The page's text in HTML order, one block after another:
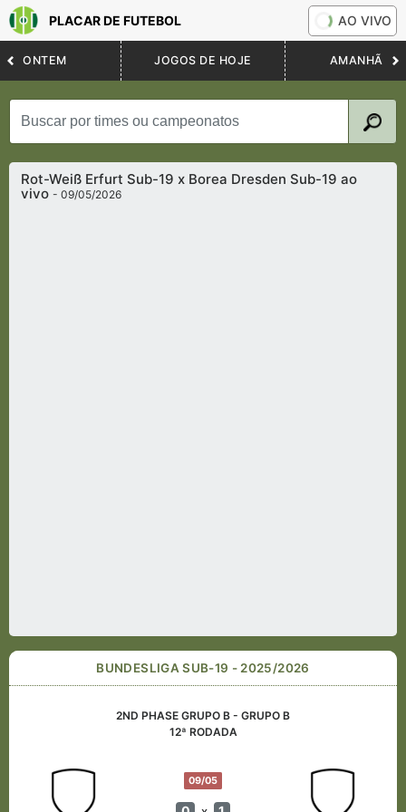
PLACAR DE FUTEBOL AO VIVO
ONTEM JOGOS DE HOJE AMANHÃ
Rot-Weiß Erfurt Sub-19 x Borea Dresden Sub-19 ao
vivo- 09/05/2026
BUNDESLIGA SUB-19 - 2025/2026
2ND PHASE GRUPO B - GRUPO B
12ª RODADA
09/05